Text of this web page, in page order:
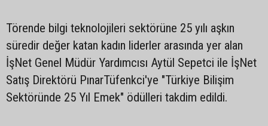
Törende bilgi teknolojileri sektörüne 25 yılı aşkın
süredir değer katan kadın liderler arasında yer alan
İşNet Genel Müdür Yardımcısı Aytül Sepetci ile İşNet
Satış Direktörü PınarTüfenkci'ye "Türkiye Bilişim
Sektöründe 25 Yıl Emek" ödülleri takdim edildi.